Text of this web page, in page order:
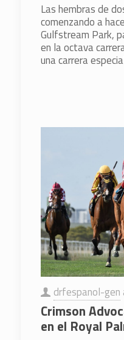
Las hembras de
comenzando a
Gulfstream Park,
en la octava
una carrera
drfespanol-gen
Crimson
en el Royal